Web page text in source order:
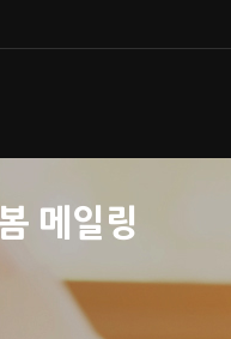
메일링
스케치북5